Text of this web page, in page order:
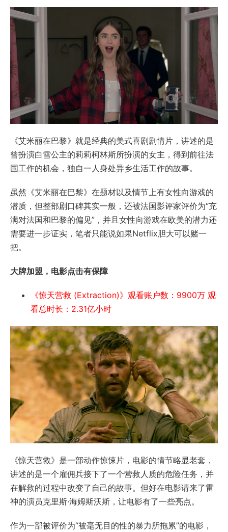
《艾米丽在巴黎》就是经典的美式喜剧剧情片，讲述的是
曾扮演白雪公主的莉莉柯林斯所扮演的女主，得到前往法
国工作的机会，独自一人身处异乡生活工作的故事。
虽然《艾米丽在巴黎》在题材以及情节上有女性向游戏的
潜质，但整部剧口碑其实一般，还被法国影评家评价为“充
满对法国和巴黎的偏见”，并且女性向游戏在欧美的潜力还
需要进一步证实，笔者只能说如果Netflix胆大可以赌一
把。
大牌加盟，电影点击有保障
《惊天营救 (Extraction)》观看账户数：9900万 观
看总时长：2.31亿小时
《惊天营救》是一部动作惊悚片，电影的情节略显老套，
讲述的是一个雇佣兵接下了一个营救人质的危险任务，并
在解救的过程中改变了自己的故事。但好在电影请来了雷
神的演员克里斯·海姆斯沃斯，让电影有了一些亮点。
作为一部被评价为“被毫无目的性的暴力所拖累”的电影，